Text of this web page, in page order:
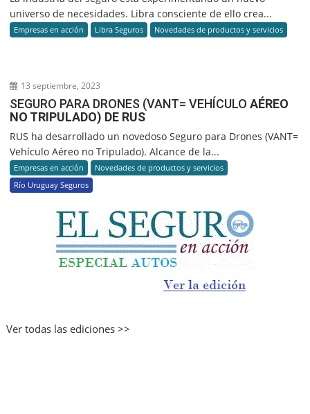
universo de necesidades. Libra consciente de ello crea...
Empresas en acción Libra Seguros Novedades de productos y servicios
13 septiembre, 2023
SEGURO PARA DRONES (VANT= VEHÍCULOAÉREO
NO TRIPULADO) DE RUS
RUS ha desarrollado un novedoso Seguro para Drones (VANT=
Vehículo Aéreo no Tripulado). Alcance de la...
Empresas en acción
Novedades de productos y servicios
Río Uruguay Seguros
Ver todas las ediciones >>